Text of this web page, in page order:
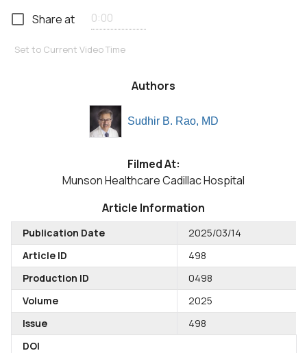
Share at
Set to Current Video Time
Authors
Sudhir B. Rao, MD
Filmed At:
Munson Healthcare Cadillac Hospital
Article Information
Publication Date
2025/03/14
Article ID
498
Production ID
0498
Volume
2025
Issue
498
DOI